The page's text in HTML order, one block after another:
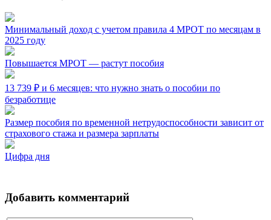
Минимальный доход с учетом правила 4 МРОТ по месяцам в
2025 году
Повышается МРОТ — растут пособия
13 739 ₽ и 6 месяцев: что нужно знать о пособии по
безработице
Размер пособия по временной нетрудоспособности зависит от
страхового стажа и размера зарплаты
Цифра дня
Добавить комментарий